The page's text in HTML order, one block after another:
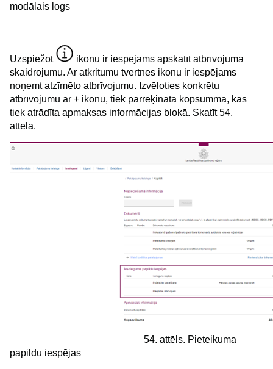
modālais logs
Uzspiežot
ikonu ir iespējams apskatīt atbrīvojuma
skaidrojumu. Ar atkritumu tvertnes ikonu ir iespējams
noņemt atzīmēto atbrīvojumu. Izvēloties konkrētu
atbrīvojumu ar + ikonu, tiek pārrēķināta kopsumma, kas
tiek atrādīta apmaksas informācijas blokā. Skatīt 54.
attēlā.
54. attēls. Pieteikuma
papildu iespējas